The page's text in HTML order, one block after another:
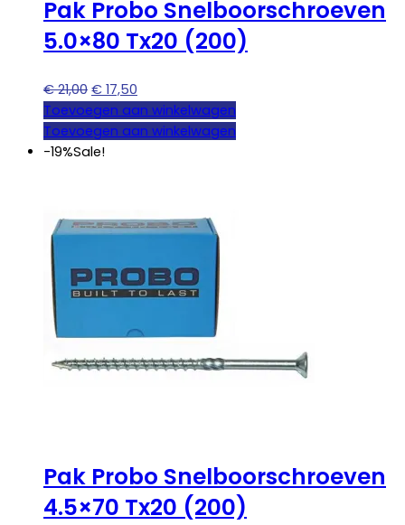
Pak Probo Snelboorschroeven
5.0×80 Tx20 (200)
€21,00 Oorspronkelijke
prijs
was:
€ 21,00.
€ 17,50
prijs
is:
Toevoegen aan winkelwagen
Toevoegen aan winkelwagen
-19%Sale!
Pak Probo Snelboorschroeven
4.5×70 Tx20 (200)